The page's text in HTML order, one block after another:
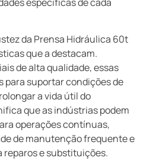
da Prensa Hidráulica 60t
que a destacam.
de alta qualidade, essas
para suportar condições de
a vida útil do
que as indústrias podem
operações contínuas,
de manutenção frequente e
reparos e substituições.